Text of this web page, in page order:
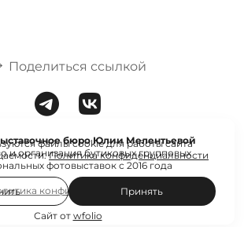
Поделиться ссылкой
бюро Юлии Мелентьевой
и организация бутиковых групповых
фотовыставок с 2016 года
конфиденциальности
Сайт от wfolio
файлы cookie для работы сайта
Политика конфиденциальности
Принять